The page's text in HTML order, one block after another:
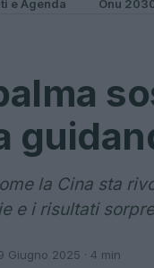
e Agenda Onu
la Cina sta
e i risultati
Giugno 2025 · 4 min